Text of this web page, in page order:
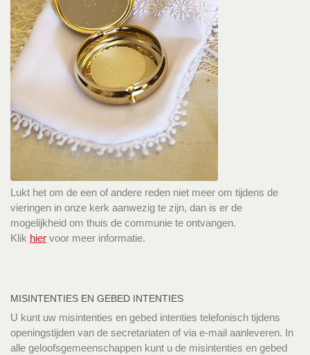
Lukt het om de een of andere reden niet meer om tijdens de
vieringen in onze kerk aanwezig te zijn, dan is er de
mogelijkheid om thuis de communie te ontvangen.
Klik hier voor meer informatie.
MISINTENTIES EN GEBED INTENTIES
U kunt uw misintenties en gebed intenties telefonisch tijdens
openingstijden van de secretariaten of via e-mail aanleveren. In
alle geloofsgemeenschappen kunt u de misintenties en gebed